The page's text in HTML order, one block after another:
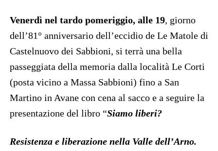
Venerdì nel tardo pomeriggio, alle 19, giorno
dell’81° anniversario dell’eccidio de Le Matole di
Castelnuovo dei Sabbioni, si terrà una bella
passeggiata della memoria dalla località Le Corti
(posta vicino a Massa Sabbioni) fino a San
Martino in Avane con cena al sacco e a seguire la
presentazione del libro “Siamo liberi?
Resistenza e liberazione nella Valle dell’Arno.